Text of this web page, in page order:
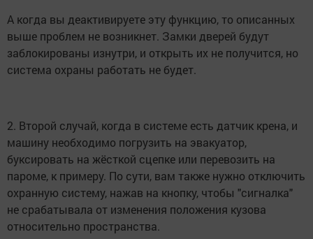
А когда вы деактивируете эту функцию, то описанных
выше проблем не возникнет. Замки дверей будут
заблокированы изнутри, и открыть их не получится, но
система охраны работать не будет.
2. Второй случай, когда в системе есть датчик крена, и
машину необходимо погрузить на эвакуатор,
буксировать на жёсткой сцепке или перевозить на
пароме, к примеру. По сути, вам также нужно отключить
охранную систему, нажав на кнопку, чтобы "сигналка"
не срабатывала от изменения положения кузова
относительно пространства.